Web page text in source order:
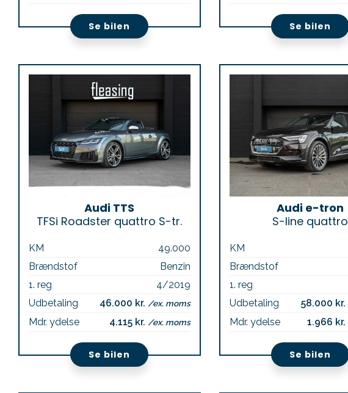
Se bilen Se bilen
Audi TTS
TFSi Roadster quattro S-tr.
KM
49.000
Brændstof
Benzin
1. reg
4/2019
Udbetaling
46.000 kr. /ex. moms
Mdr. ydelse 4.115 kr. /ex. moms
Se bilen
Audi e-tron
S-line quattro
KM
Brændstof
1. reg
Udbetaling
58.000 kr.
Mdr. ydelse 1.966 kr.
Se bilen